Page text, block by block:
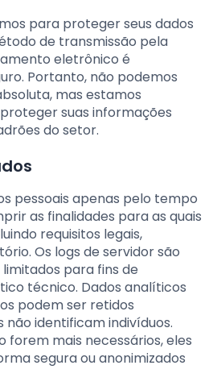
para proteger seus dados
de transmissão pela
eletrônico é
Portanto, não podemos
mas estamos
suas informações
do setor.
pessoais apenas pelo tempo
as finalidades para as quais
requisitos legais,
Os logs de servidor são
para fins de
técnico. Dados analíticos
podem ser retidos
não identificam indivíduos.
forem mais necessários, eles
segura ou anonimizados